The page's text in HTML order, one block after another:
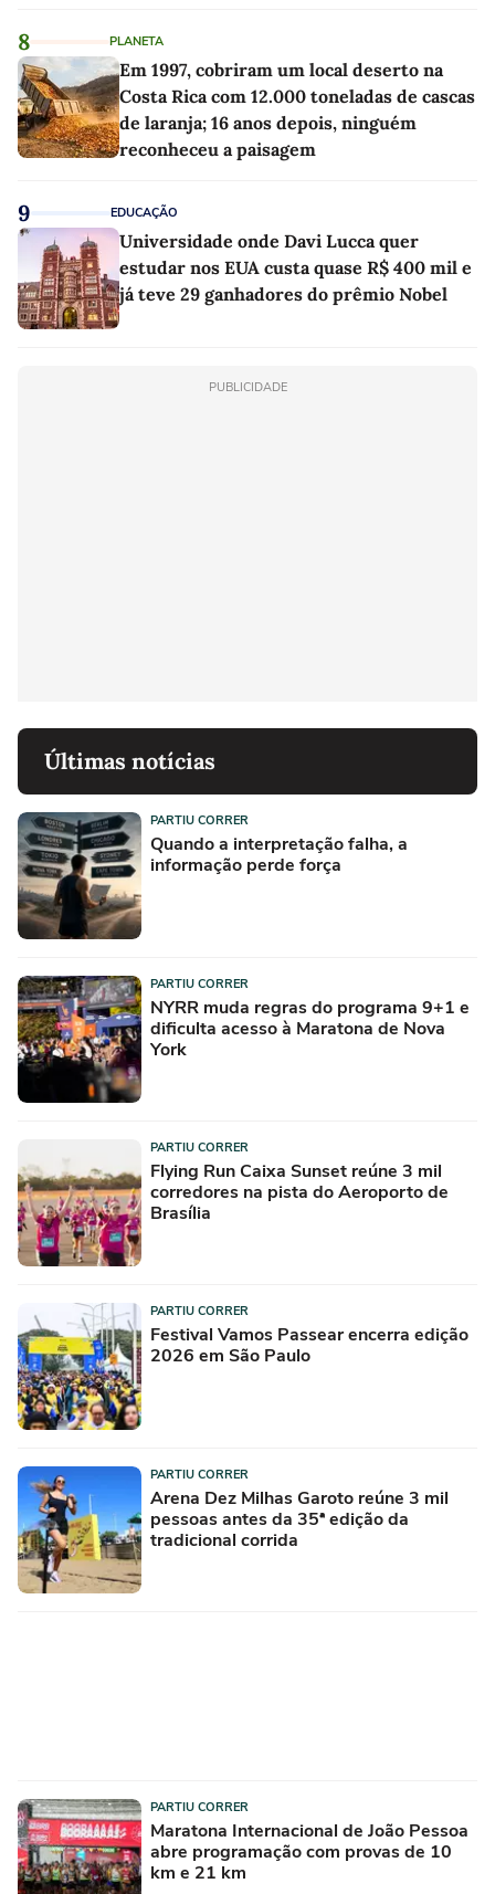
8 PLANETA
Em 1997, cobriram um local deserto na
Costa Rica com 12.000 toneladas de cascas
de laranja; 16 anos depois, ninguém
reconheceu a paisagem
9 EDUCAÇÃO
Universidade onde Davi Lucca quer
estudar nos EUA custa quase R$ 400 mil e
já teve 29 ganhadores do prêmio Nobel
PUBLICIDADE
Últimas notícias
PARTIU CORRER
Quando a interpretação falha, a
informação perde força
PARTIU CORRER
NYRR muda regras do programa 9+1 e
dificulta acesso à Maratona de Nova
York
PARTIU CORRER
Flying Run Caixa Sunset reúne 3 mil
corredores na pista do Aeroporto de
Brasília
PARTIU CORRER
Festival Vamos Passear encerra edição
2026 em São Paulo
PARTIU CORRER
Arena Dez Milhas Garoto reúne 3 mil
pessoas antes da 35ª edição da
tradicional corrida
PARTIU CORRER
Maratona Internacional de João Pessoa
abre programação com provas de 10
km e 21 km